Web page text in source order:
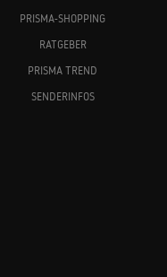
PRISMA-SHOPPING
RATGEBER
PRISMA TREND
SENDERINFOS